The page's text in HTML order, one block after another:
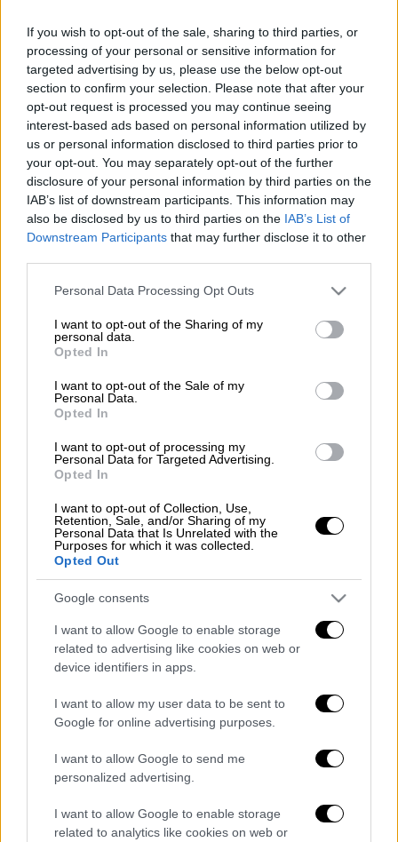
If you wish to opt-out of the sale, sharing to third parties, or
processing of your personal or sensitive information for
targeted advertising by us, please use the below opt-out
section to confirm your selection. Please note that after your
opt-out request is processed you may continue seeing
interest-based ads based on personal information utilized by
us or personal information disclosed to third parties prior to
your opt-out. You may separately opt-out of the further
disclosure of your personal information by third parties on the
IAB’s list of downstream participants. This information may
also be disclosed by us to third parties on the IAB’s List of
Downstream Participants that may further disclose it to other
Please note that this website/app uses one or more Google
not limited to your visit or usage behaviour. You may click to
grant or deny consent to Google and its third-party tags to
use your data for below specified purposes in below Google
consent section.
Personal Data Processing Opt Outs
I want to opt-out of the Sharing of my
personal data.
Opted In
I want to opt-out of the Sale of my
Personal Data.
Opted In
I want to opt-out of processing my
Personal Data for Targeted Advertising.
Opted In
I want to opt-out of Collection, Use,
Retention, Sale, and/or Sharing of my
Personal Data that Is Unrelated with the
Purposes for which it was collected.
Opted Out
Google consents
I want to allow Google to enable storage
related to advertising like cookies on web or
device identifiers in apps.
I want to allow my user data to be sent to
Google for online advertising purposes.
I want to allow Google to send me
personalized advertising.
I want to allow Google to enable storage
related to analytics like cookies on web or
Η «ασφάλεια» αποτελεί το βασικότερο
συστατικό για την άρτια διεξαγωγή κάθε
αγώνα Ράλλυ. Στοwww.acropolisrally.grέχει
αναρτηθεί ό,τι χρειάζεται, ώστε η
παρακολούθηση του ΕΚΟ Ράλλυ Ακρόπολις
να αποτελέσει μια μοναδική εμπειρία για
κάθε θεατή.
Oι διοργανωτές του ΕΚΟ Ράλλυ Ακρόπολις
έχουν εργαστεί με γνώμονα την ασφάλεια
δυσάρεστο ή επικίνδυνο ενδεχόμενο.
Στην επίσημη ιστοσελίδα του αγώνα, στον
τομέα «Θεατές», έχουν αναρτηθεί όλα όσα
κρίνονται απαραίτητα για το σχεδιασμό, την
προσέγγιση και την πρόσβαση στις ειδικές
Χάρτες υψηλής ανάλυσης με αποτύπωση και
προσβάσεις των θεατών και αρχεία με
οδηγίες πλοήγησης μέσω ψηφιακών χαρτών
είναι άμεσα προσβάσιμα, ώστε να
αποφευχθεί οποιαδήποτε ταλαιπωρία κατά
τη μετακίνηση στις περιοχές του αγώνα.
Οι προσβάσεις που αναφέρονται στην
επίσημη ιστοσελίδα του ΕΚΟ Ράλλυ
Ακρόπολις είναι αυτές που έχει ελέγξει η
διοργάνωση του αγώνα και που δεν
με πιθανούς άλλους δρόμους, οι οποίοι
ενδέχεται να δημιουργούν αναστάτωση στην
κυκλοφορία των αυτοκινήτων της
οργάνωσης ή και των ασθενοφόρων.